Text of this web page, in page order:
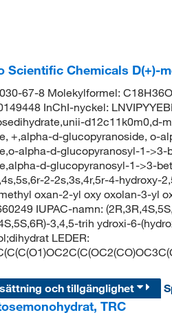
Scientific Chemicals D(+)-
67-8 Molekylformel:
InChI-nyckel:
d12c11k0m0,d-
+,alpha-d-glucopyranoside, o-
alpha-d-glucopyranosyl-1-
d-glucopyranosyl-1->3-
2-2s,3s,4r,5r-4-hydroxy-
oxan-2-yl oxy oxolan-3-yl
IUPAC-namn:
3,4,5-trih ydroxi-6-
LEDER:
och tillgänglighet
TRC